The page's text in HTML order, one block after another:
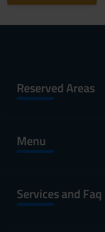
Reserved Areas
Menu
Services and Faq